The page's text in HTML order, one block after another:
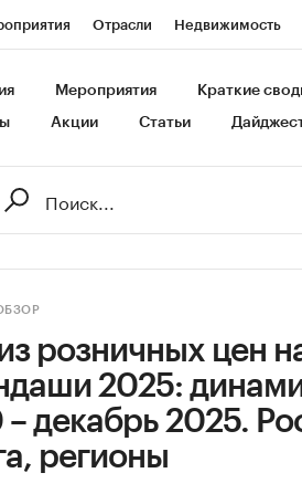
Отрасли Недвижимость
Газета Спецпроекты СПб
Мероприятия Краткие
Акции Статьи
розничных цен
2025:
декабрь 2025.
регионы